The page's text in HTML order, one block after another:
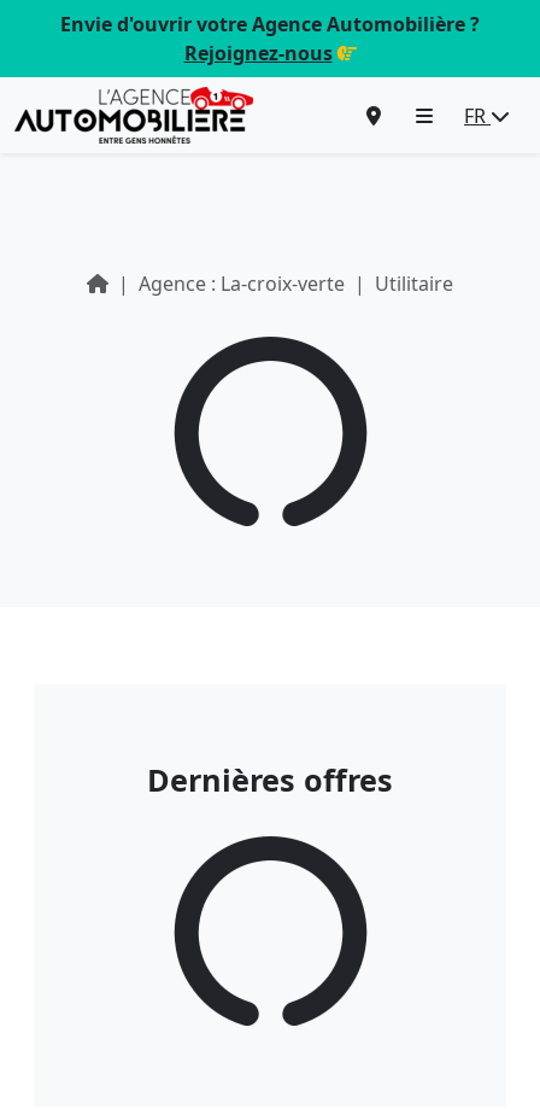
Envie d'ouvrir votre Agence Automobilière ?
Rejoignez-nous
FR
Agence : La-croix-verte Utilitaire
Dernières offres